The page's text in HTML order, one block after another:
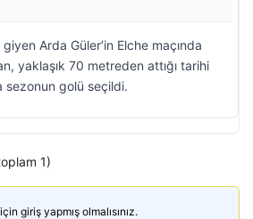
Arda Güler’in Elche maçında
yaklaşık 70 metreden attığı tarihi
sezonun golü seçildi.
1)
giriş yapmış olmalısınız.